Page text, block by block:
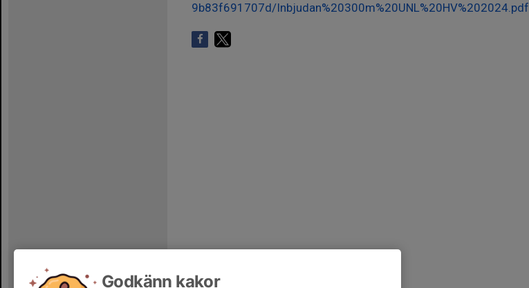
9b83f691707d/Inbjudan%20300m%20UNL%20HV%202024.pdf
Godkänn kakor